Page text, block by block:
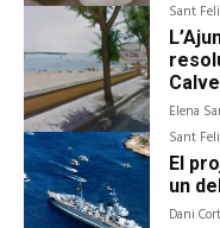
Sant
Elena
Sant
El
un
Dani